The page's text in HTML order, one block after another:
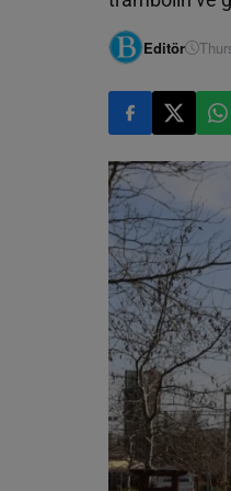
Editör